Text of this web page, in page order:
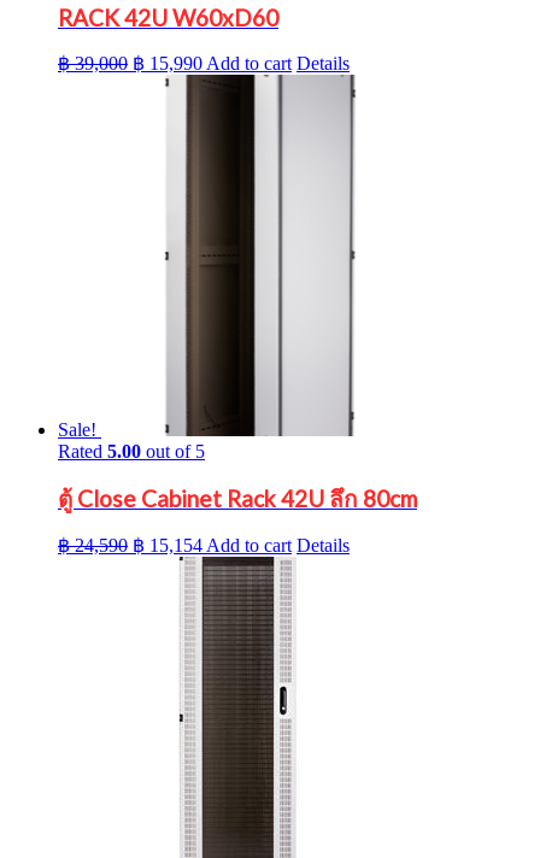
RACK 42U W60xD60
฿39,000 Original
price
฿ 15,990Current
price
Add to cart Details
Sale!
Rated 5.00 out of 5
ตู้ Close Cabinet Rack 42U ลึก 80cm
฿24,590 Original
฿ 24,590.
฿ 15,154Current
price
is:
฿ 15,154.
Add to cart Details